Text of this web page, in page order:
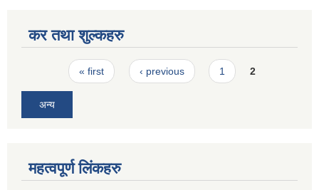
कर तथा शुल्कहरु
Pages« first ‹ previous 1 2
अन्य
महत्वपूर्ण लिंकहरु